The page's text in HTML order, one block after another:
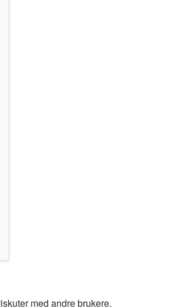
med andre brukere.